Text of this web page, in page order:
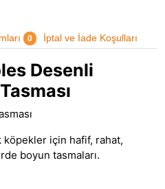
0 İptal ve İade Koşulları
Desenli
köpekler için hafif, rahat,
boyun tasmaları.